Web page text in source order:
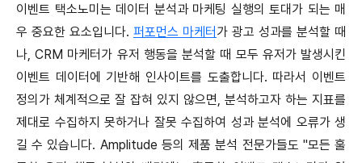
이벤트 택소노미는 데이터 분석과 마케팅 실행의 토대가 되는 매
우 중요한 요소입니다. 퍼포먼스 마케터 가 광고 성과를 분석할 때
나, CRM 마케터가 유저 행동을 분석할 때 모두 유저가 발생시킨
이벤트 데이터에 기반해 인사이트를 도출합니다. 따라서 이벤트
정의가 체계적으로 잘 잡혀 있지 않으면, 분석하고자 하는 지표를
제대로 수집하지 못하거나 잘못 수집하여 성과 분석에 오류가 생
길 수 있습니다. Amplitude 등의 제품 분석 전문가들도 "모든 훌